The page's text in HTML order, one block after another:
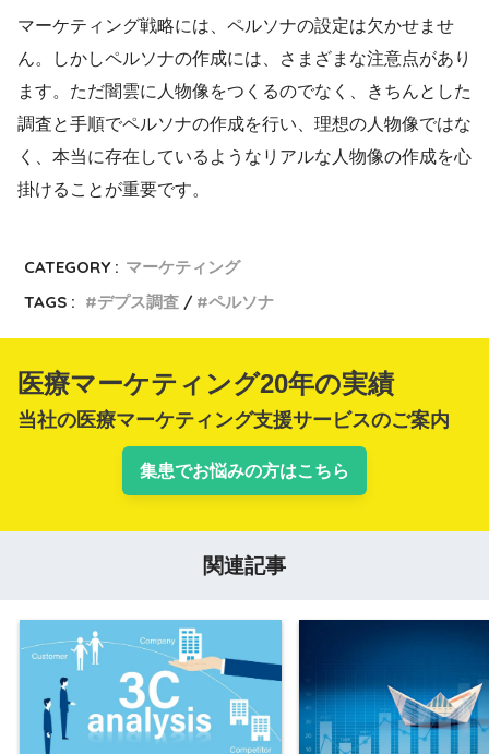
マーケティング戦略には、ペルソナの設定は欠かせませ
ん。しかしペルソナの作成には、さまざまな注意点があり
ます。ただ闇雲に人物像をつくるのでなく、きちんとした
調査と手順でペルソナの作成を行い、理想の人物像ではな
く、本当に存在しているようなリアルな人物像の作成を心
掛けることが重要です。
CATEGORY : マーケティング
TAGS :
デプス調査 ペルソナ
医療マーケティング20年の実績
当社の医療マーケティング支援サービスのご案内
集患でお悩みの方はこちら
関連記事